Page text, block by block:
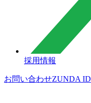
採用情報
お問い合わせZUNDA ID